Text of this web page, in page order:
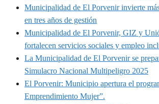
Municipalidad de El Porvenir invierte
en tres años de gestión
Municipalidad de El Porvenir, GIZ y
fortalecen servicios sociales y empleo
La Municipalidad de El Porvenir se
Simulacro Nacional Multipeligro 2025
El Porvenir: Municipio apertura el
Emprendimiento Mujer”.